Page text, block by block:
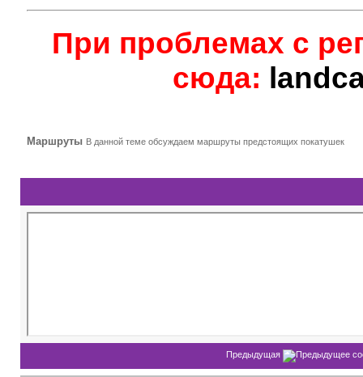
При проблемах с
сюда:
Маршруты В данной теме обсуждаем маршруты предстоящих покатушек
Предыдущая